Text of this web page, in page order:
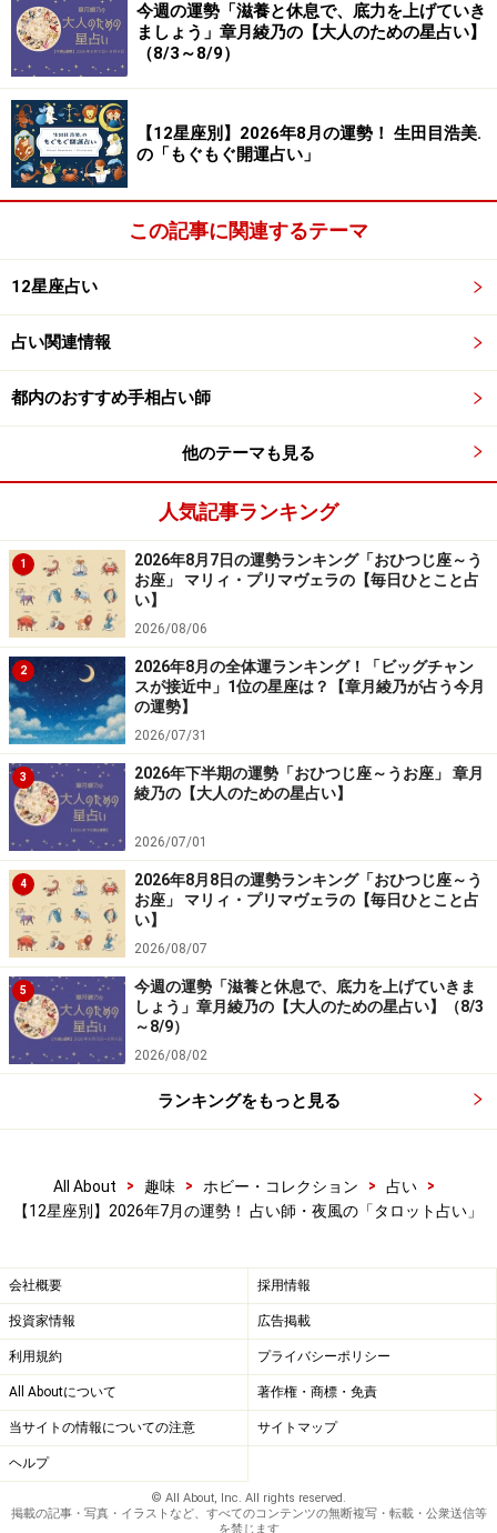
塔（The Tower）／正位置
【今月のカード：塔（The Tower）／正位置】
＞【詳しく見る】カードの意味、今月のラッキーカラー
はこちら
しし座（7月23日～8月22日生まれ）
悪魔（The Devil）／逆位置
【今月のカード：悪魔（The Devil）／逆位置】
＞【詳しく見る】カードの意味、今月のラッキーカラー
はこちら
おとめ座（8月23日～9月22日生まれ）
星（The Star）／逆位置
【今月のカード：星（The Star）／逆位置】
＞【詳しく見る】カードの意味、今月のラッキーカラー
はこちら
てんびん座（9月23日～10月23日生まれ）
恋人（The Lovers）／逆位置
【今月のカード：恋人（The Lovers）／逆位置】
＞【詳しく見る】カードの意味、今月のラッキーカラー
はこちら
今週の運勢「滋養と休息で、底力を上げていき
ましょう」章月綾乃の【大人のための星占い】
（8/3～8/9）
【12星座別】2026年8月の運勢！ 生田目浩美.
の「もぐもぐ開運占い」
この記事に関連するテーマ
12星座占い
占い関連情報
都内のおすすめ手相占い師
他のテーマも見る
人気記事ランキング
1
2026年8月7日の運勢ランキング「おひつじ座～う
お座」 マリィ・プリマヴェラの【毎日ひとこと占
い】
2026/08/06
2
2026年8月の全体運ランキング！「ビッグチャン
スが接近中」1位の星座は？【章月綾乃が占う今月
の運勢】
2026/07/31
3
2026年下半期の運勢「おひつじ座～うお座」 章月
綾乃の【大人のための星占い】
2026/07/01
4
2026年8月8日の運勢ランキング「おひつじ座～う
お座」 マリィ・プリマヴェラの【毎日ひとこと占
い】
2026/08/07
5
今週の運勢「滋養と休息で、底力を上げていきま
しょう」章月綾乃の【大人のための星占い】（8/3
～8/9）
2026/08/02
ランキングをもっと見る
All About > 趣味 > ホビー・コレクション > 占い
>
【12星座別】2026年7月の運勢！ 占い師・夜風の「タロット占い」
会社概要 採用情報
投資家情報 広告掲載
利用規約 プライバシーポリシー
All Aboutについて 著作権・商標・免責
当サイトの情報についての注意 サイトマップ
ヘルプ
© All About, Inc. All rights reserved.
掲載の記事・写真・イラストなど、すべてのコンテンツの無断複写・転載・公衆送信等
を禁じます